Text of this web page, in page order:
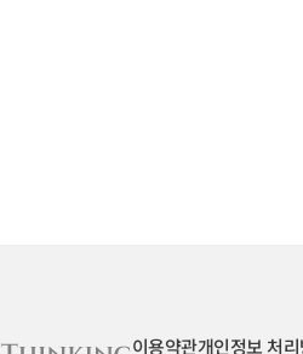
이용약관개인정보 처